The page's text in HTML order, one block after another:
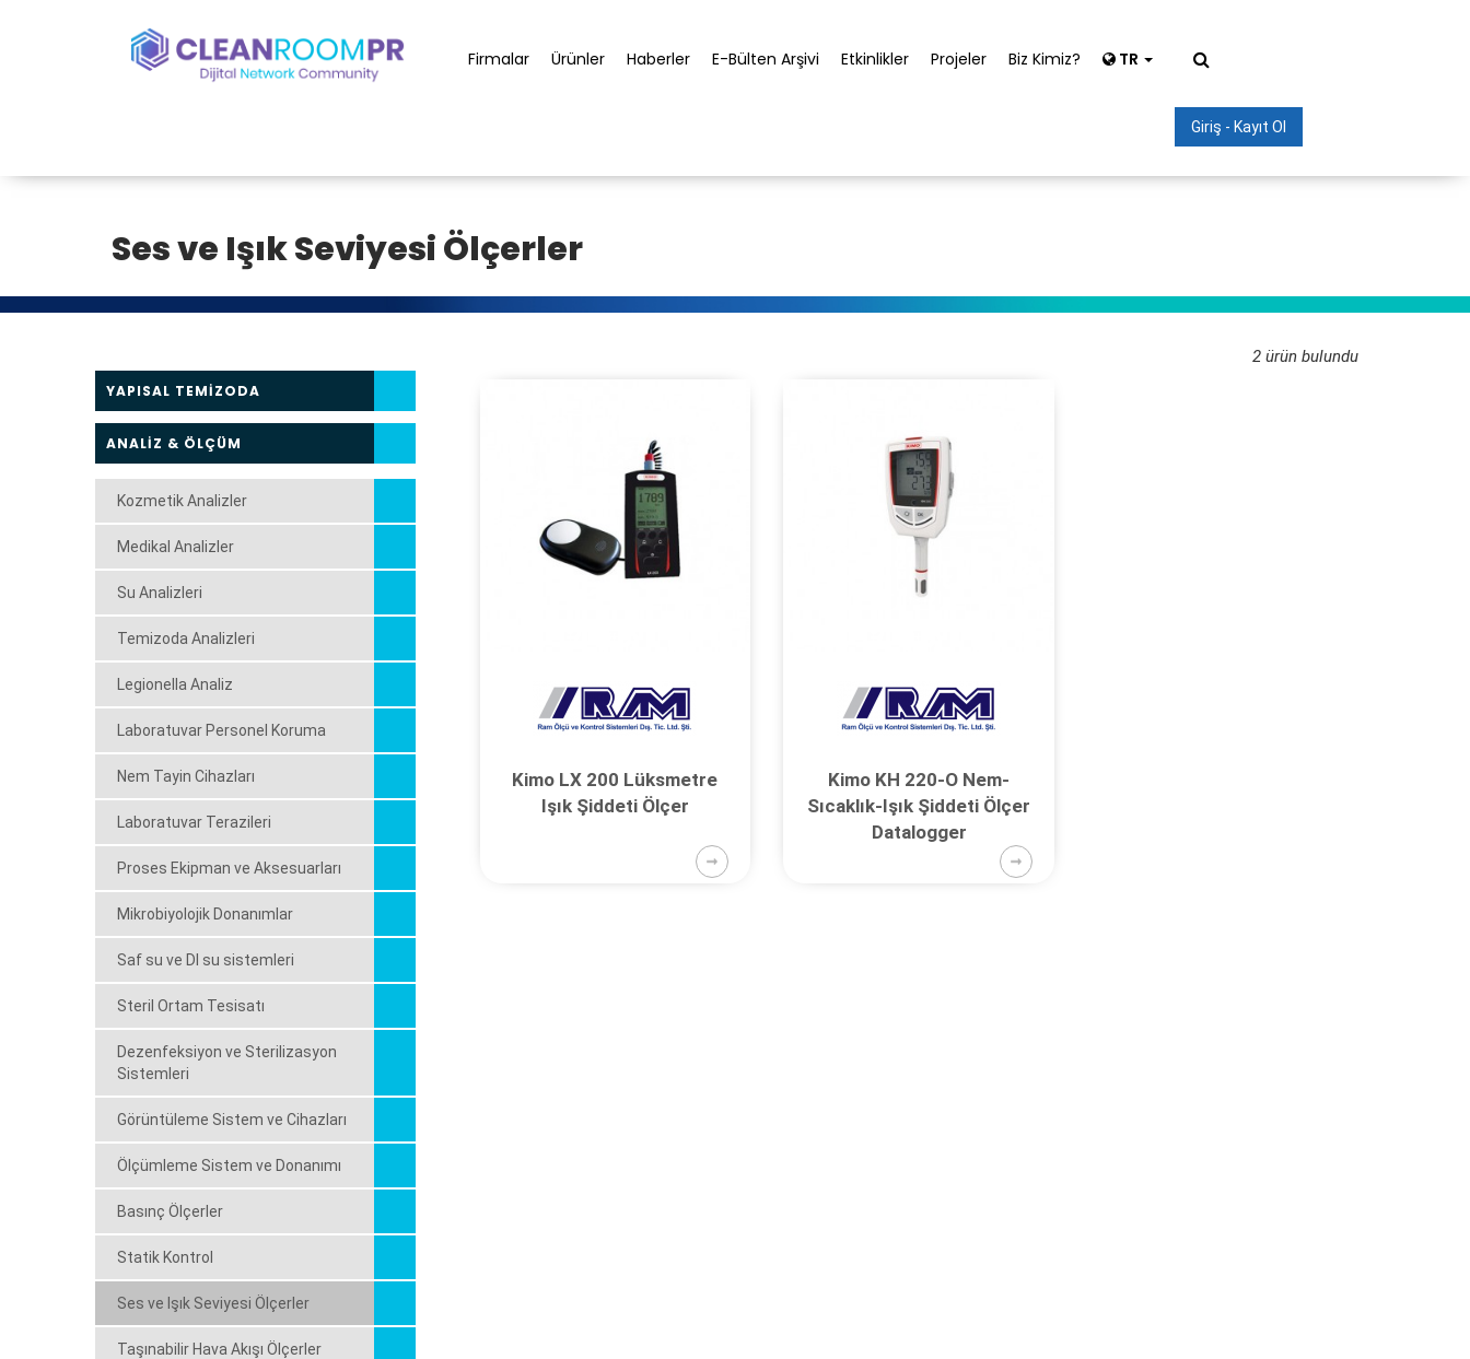
Firmalar Ürünler Haberler E-Bülten Arşivi Etkinlikler Projeler Biz Kimiz? TR
Giriş - Kayıt Ol
Ses ve Işık Seviyesi Ölçerler
YAPISAL TEMİZODA
ANALİZ & ÖLÇÜM
Kozmetik Analizler
Medikal Analizler
Su Analizleri
Temizoda Analizleri
Legionella Analiz
Laboratuvar Personel Koruma
Nem Tayin Cihazları
Laboratuvar Terazileri
Proses Ekipman ve Aksesuarları
Mikrobiyolojik Donanımlar
Saf su ve DI su sistemleri
Steril Ortam Tesisatı
Dezenfeksiyon ve Sterilizasyon
Sistemleri
Görüntüleme Sistem ve Cihazları
Ölçümleme Sistem ve Donanımı
Basınç Ölçerler
Statik Kontrol
Ses ve Işık Seviyesi Ölçerler
Taşınabilir Hava Akışı Ölçerler
2 ürün bulundu
Kimo LX 200 Lüksmetre
Işık Şiddeti Ölçer
Kimo KH 220-O Nem-
Sıcaklık-Işık Şiddeti Ölçer
Datalogger